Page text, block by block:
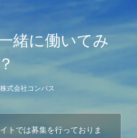
緒に働いてみ
株式会社コンパス
トでは募集を行っておりま